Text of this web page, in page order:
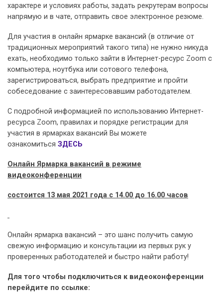
характере и условиях работы, задать рекрутерам вопросы
напрямую и в чате, отправить свое электронное резюме.
Для участия в онлайн ярмарке вакансий (в отличие от
традиционных мероприятий такого типа) не нужно никуда
ехать, необходимо только зайти в Интернет-ресурс Zoom с
компьютера, ноутбука или сотового телефона,
зарегистрироваться, выбрать предприятие и пройти
собеседование с заинтересовавшим работодателем.
С подробной информацией по использованию Интернет-
ресурса Zoom, правилах и порядке регистрации для
участия в ярмарках вакансий Вы можете
ознакомиться ЗДЕСЬ
Онлайн Ярмарка вакансий в режиме
видеоконференции
состоится 13 мая 2021 года с 14.00 до 16.00 часов
Онлайн ярмарка вакансий – это шанс получить самую
свежую информацию и консультации из первых рук у
проверенных работодателей и быстро найти работу!
Для того чтобы подключиться к видеоконференции
перейдите по ссылке: